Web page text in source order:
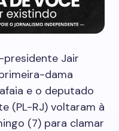
presidente Jair
dama
e o deputado
(PL-RJ) voltaram à
(7) para clamar